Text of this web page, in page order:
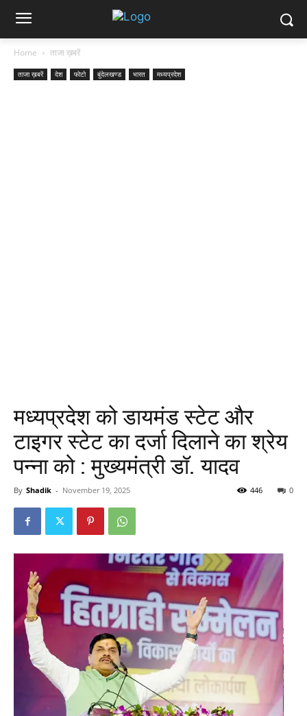
Home ताजा ख़बरें
ताजा ख़बरें देश फोटो बुंदेलखण्ड भारत मध्यप्रदेश
मध्यप्रदेश को डायमंड स्टेट और
टाइगर स्टेट का दर्जा दिलाने का श्रेय
पन्ना को : मुख्यमंत्री डॉ. यादव
By Shadik - November 19, 2025 0
446